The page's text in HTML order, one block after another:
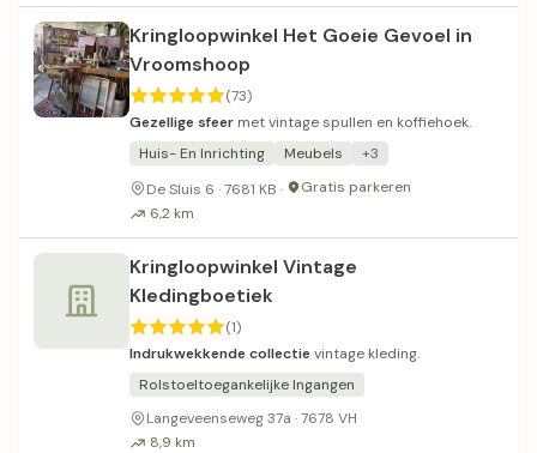
Kringloopwinkel Het Goeie Gevoel in
Vroomshoop
(73)
Gezellige sfeer met vintage spullen en koffiehoek.
Huis- En Inrichting
Meubels
+3
De Sluis 6 · 7681 KB ·
Gratis parkeren
6,2 km
Kringloopwinkel Vintage
Kledingboetiek
(1)
Indrukwekkende collectie vintage kleding.
Rolstoeltoegankelijke Ingangen
Langeveenseweg 37a · 7678 VH
8,9 km